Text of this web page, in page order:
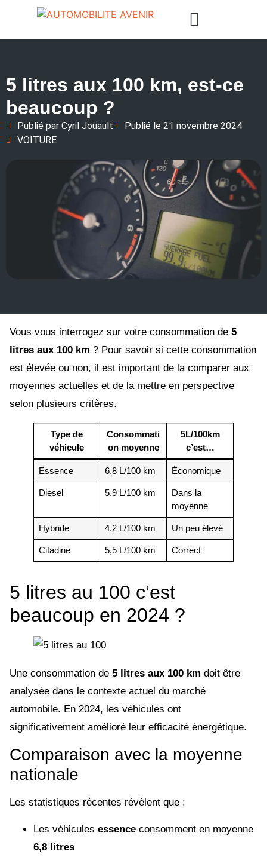
5 litres aux 100 km, est-ce
beaucoup ?
Publié par Cyril Jouault Publié le 21 novembre 2024
VOITURE
Vous vous interrogez sur votre consommation de 5
litres aux 100 km ? Pour savoir si cette consommation
est élevée ou non, il est important de la comparer aux
moyennes actuelles et de la mettre en perspective
selon plusieurs critères.
Type de
véhicule
Consommati
on moyenne
5L/100km
c’est…
Essence 6,8 L/100 km Économique
Diesel 5,9 L/100 km
Dans la
moyenne
Hybride 4,2 L/100 km Un peu élevé
Citadine 5,5 L/100 km Correct
5 litres au 100 c’est
beaucoup en 2024 ?
Une consommation de 5 litres aux 100 km doit être
analysée dans le contexte actuel du marché
automobile. En 2024, les véhicules ont
significativement amélioré leur efficacité énergétique.
Comparaison avec la moyenne
nationale
Les statistiques récentes révèlent que :
Les véhicules essence consomment en moyenne
6,8 litres